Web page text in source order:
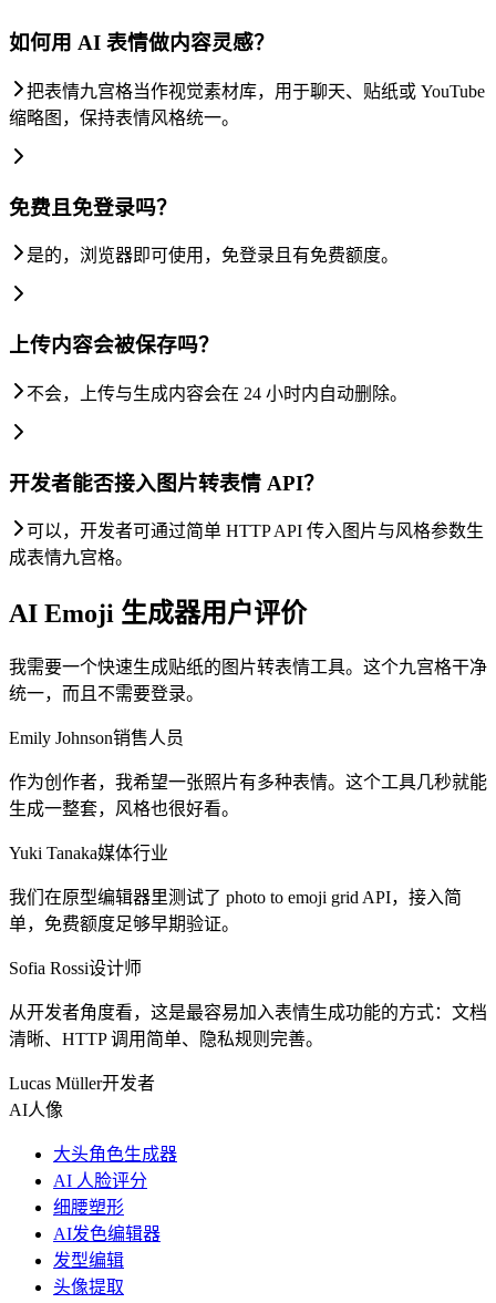
如何用 AI 表情做内容灵感？
把表情九宫格当作视觉素材库，用于聊天、贴纸或 YouTube
缩略图，保持表情风格统一。
免费且免登录吗？
是的，浏览器即可使用，免登录且有免费额度。
上传内容会被保存吗？
不会，上传与生成内容会在 24 小时内自动删除。
开发者能否接入图片转表情 API？
可以，开发者可通过简单 HTTP API 传入图片与风格参数生
成表情九宫格。
AI Emoji 生成器用户评价
我需要一个快速生成贴纸的图片转表情工具。这个九宫格干净
统一，而且不需要登录。
Emily Johnson销售人员
作为创作者，我希望一张照片有多种表情。这个工具几秒就能
生成一整套，风格也很好看。
Yuki Tanaka媒体行业
我们在原型编辑器里测试了 photo to emoji grid API，接入简
单，免费额度足够早期验证。
Sofia Rossi设计师
从开发者角度看，这是最容易加入表情生成功能的方式：文档
清晰、HTTP 调用简单、隐私规则完善。
Lucas Müller开发者
AI人像
大头角色生成器
AI 人脸评分
细腰塑形
AI发色编辑器
发型编辑
头像提取